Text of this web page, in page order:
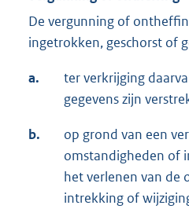
De vergunning of
ingetrokken, geschorst of
a.
ter verkrijging
gegevens zijn
b.
op grond van een
omstandigheden of
het verlenen van de
intrekking of